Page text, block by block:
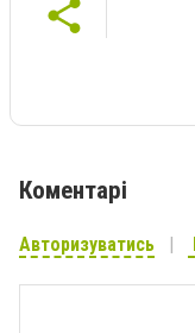
Коментарі
Авторизуватись